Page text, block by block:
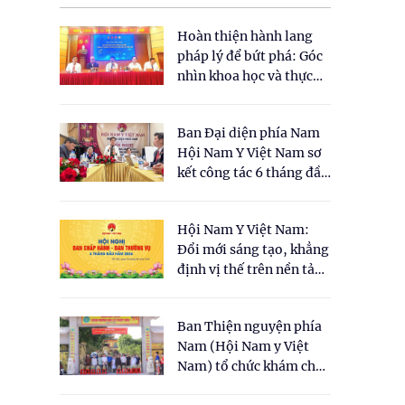
Hoàn thiện hành lang
pháp lý để bứt phá: Góc
nhìn khoa học và thực
cho Luật Y dược cổ
truyền Việt Nam"
Ban Đại diện phía Nam
Hội Nam Y Việt Nam sơ
kết công tác 6 tháng đầu
Hội Nam Y Việt Nam:
Đổi mới sáng tạo, khẳng
định vị thế trên nền tảng
Ban Thiện nguyện phía
Nam (Hội Nam y Việt
Nam) tổ chức khám chữa